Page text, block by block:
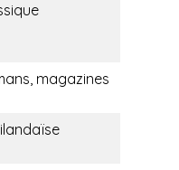
magazines